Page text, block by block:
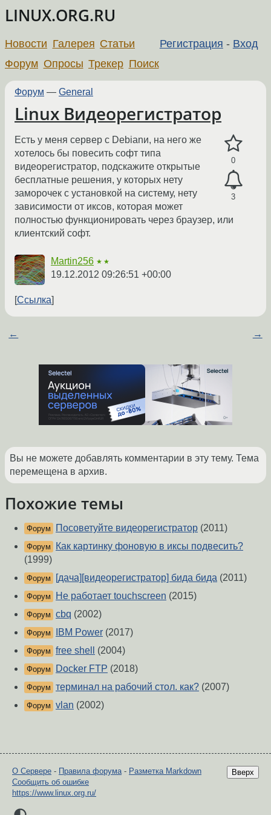
LINUX.ORG.RU
Регистрация - Вход
Новости Галерея Статьи
Форум Опросы Трекер Поиск
Форум — General
Linux Видеорегистратор
0
3
Есть у меня сервер с Debianи, на него же
хотелось бы повесить софт типа
видеорегистратор, подскажите открытые
бесплатные решения, у которых нету
заморочек с установкой на систему, нету
зависимости от иксов, которая может
полностью функционировать через браузер, или
клиентский софт.
Martin256 ★★
19.12.2012 09:26:51 +00:00
Ссылка
← →
Вы не можете добавлять комментарии в эту тему. Тема
перемещена в архив.
Похожие темы
Форум Посоветуйте видеорегистратор (2011)
Форум
Как картинку фоновую в иксы подвесить?
(1999)
Форум [дача][видеорегистратор] бида бида (2011)
Форум Не работает touchscreen (2015)
Форум cbq (2002)
Форум IBM Power (2017)
Форум free shell (2004)
Форум Docker FTP (2018)
Форум терминал на рабочий стол. как? (2007)
Форум vlan (2002)
Вверх
О Сервере - Правила форума- Разметка Markdown
Сообщить об ошибке
https://www.linux.org.ru/